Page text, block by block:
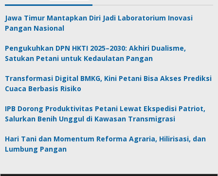
Jawa Timur Mantapkan Diri Jadi Laboratorium Inovasi
Pangan Nasional
Pengukuhkan DPN HKTI 2025–2030: Akhiri Dualisme,
Satukan Petani untuk Kedaulatan Pangan
Transformasi Digital BMKG, Kini Petani Bisa Akses Prediksi
Cuaca Berbasis Risiko
IPB Dorong Produktivitas Petani Lewat Ekspedisi Patriot,
Salurkan Benih Unggul di Kawasan Transmigrasi
Hari Tani dan Momentum Reforma Agraria, Hilirisasi, dan
Lumbung Pangan